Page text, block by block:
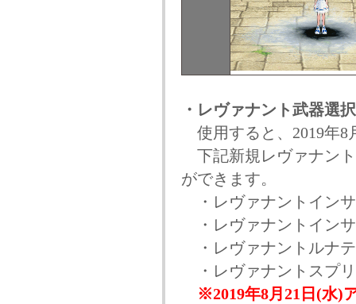
・レヴァナント武器選
使用すると、2019年8
下記新規レヴァナン
ができます。
・レヴァナントイン
・レヴァナントイン
・レヴァナントルナ
・レヴァナントスプ
※2019年8月21日(水)